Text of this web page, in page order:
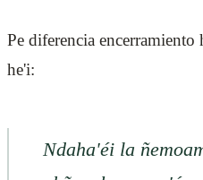
Pe diferencia
he'i:
Ndaha'éi la